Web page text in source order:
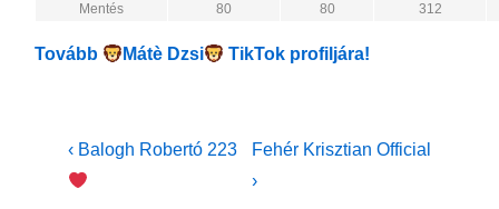
Mentés
80 80 312
Tovább Mátè Dzsi TikTok profiljára!
Bejegyzés
navigáció
Previous
Post
‹ Balogh Robertó 223
Next
Post
Fehér Krisztian Official
›